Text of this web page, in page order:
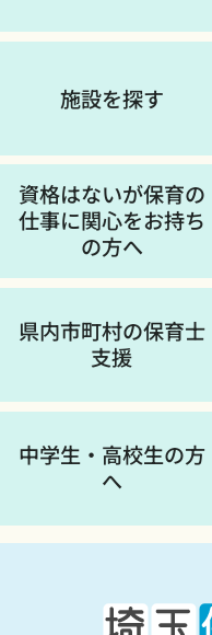
施設を探す
資格はないが保育の
仕事に関心をお持ち
の方へ
県内市町村の保育士
支援
中学生・高校生の方
へ